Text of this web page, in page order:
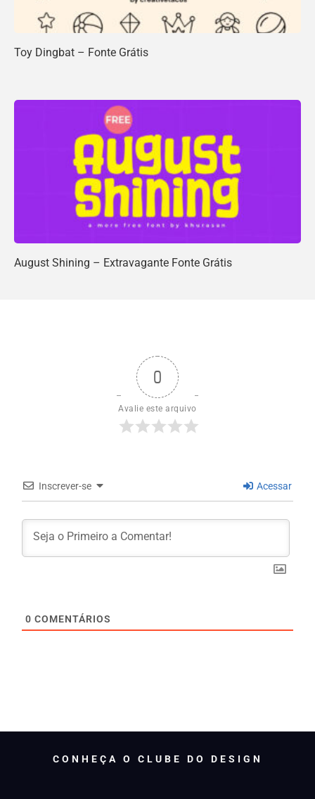
Toy Dingbat – Fonte Grátis
August Shining – Extravagante Fonte Grátis
0
Avalie este arquivo
Inscrever-se Acessar
0 COMENTÁRIOS
CONHEÇA O CLUBE DO DESIGN